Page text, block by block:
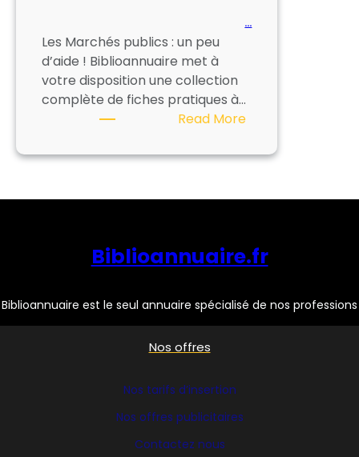
…
Les Marchés publics : un peu
d’aide ! Biblioannuaire met à
votre disposition une collection
complète de fiches pratiques à…
Read More:
Marchés
:
d’aide
!
Biblioannuaire.fr
Biblioannuaire est le seul annuaire spécialisé de nos professions
Nos offres
Nos tarifs d’insertion
Nos offres publicitaires
Contactez nous